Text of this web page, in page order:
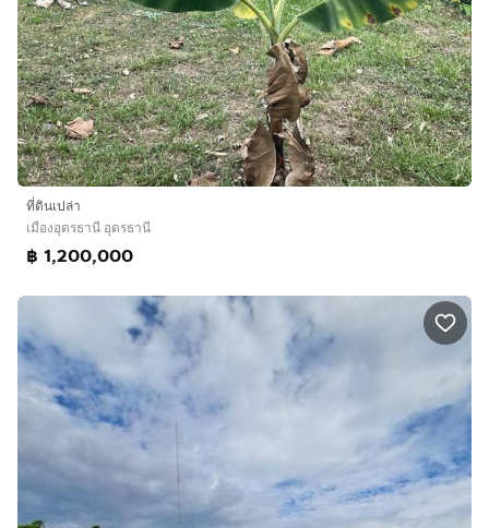
ที่ดินเปล่า
เมืองอุดรธานี อุดรธานี
฿ 1,200,000